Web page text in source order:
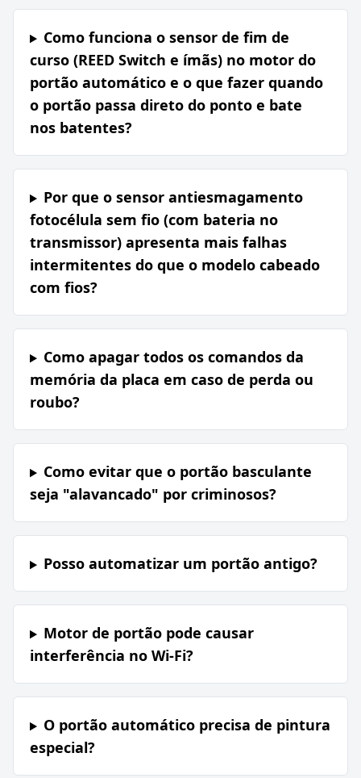
Como funciona o sensor de fim de
curso (REED Switch e ímãs) no motor do
portão automático e o que fazer quando
o portão passa direto do ponto e bate
nos batentes?
Por que o sensor antiesmagamento
fotocélula sem fio (com bateria no
transmissor) apresenta mais falhas
intermitentes do que o modelo cabeado
com fios?
Como apagar todos os comandos da
memória da placa em caso de perda ou
roubo?
Como evitar que o portão basculante
seja "alavancado" por criminosos?
Posso automatizar um portão antigo?
Motor de portão pode causar
interferência no Wi-Fi?
O portão automático precisa de pintura
especial?